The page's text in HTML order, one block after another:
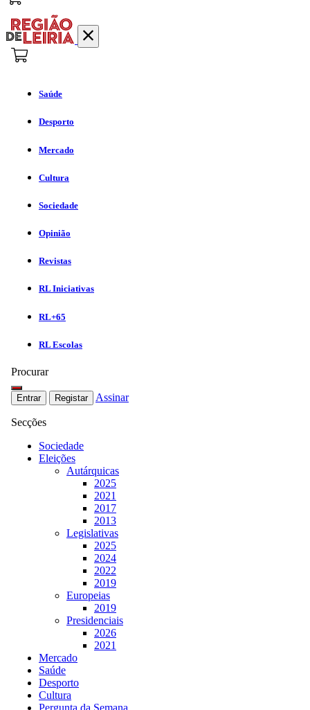
Saúde
Desporto
Mercado
Cultura
Sociedade
Opinião
Revistas
RL Iniciativas
RL+65
RL Escolas
Procurar
Entrar Registar Assinar
Secções
Sociedade
Eleições
Autárquicas
2025
2021
2017
2013
Legislativas
2025
2024
2022
2019
Europeias
2019
Presidenciais
2026
2021
Mercado
Saúde
Desporto
Cultura
Pergunta da Semana